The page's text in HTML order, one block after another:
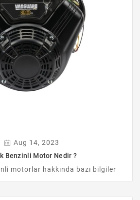
Aug 14, 2023
Benzinli Motor Nedir ?
motorlar hakkında bazı bilgiler